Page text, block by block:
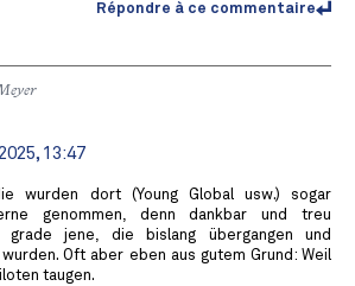
Répondre à ce commentaire
13:47
wurden dort (Young Global usw.) sogar
genommen, denn dankbar und treu
grade jene, die bislang übergangen und
Oft aber eben aus gutem Grund: Weil
taugen.